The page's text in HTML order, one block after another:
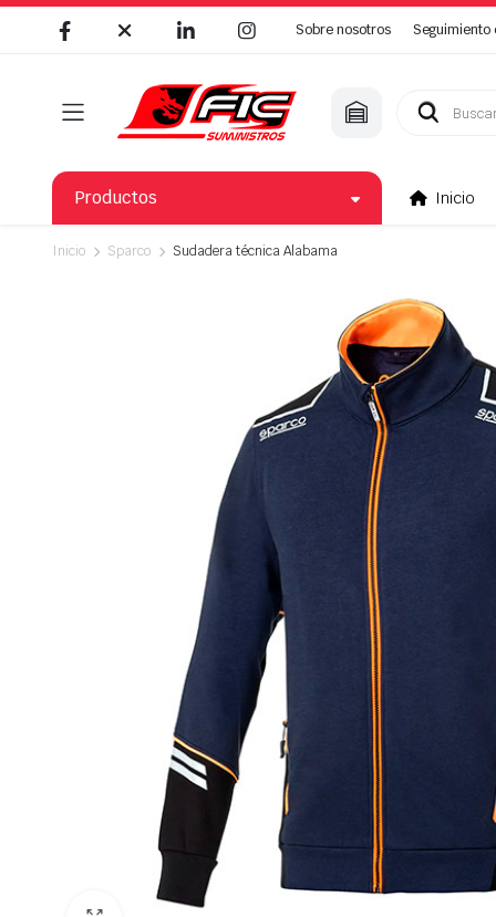
Sobre nosotros Seguimiento
Búsqueda
Productos Inicio
Inicio Sparco Sudadera técnica Alabama